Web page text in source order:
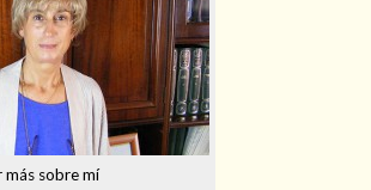
más sobre mí